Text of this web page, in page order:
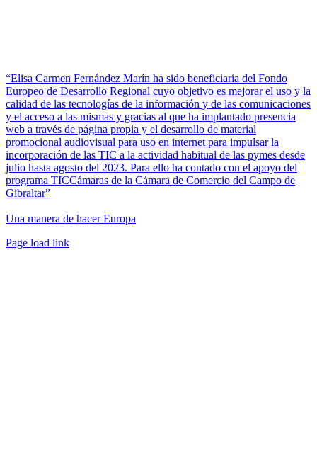
“Elisa Carmen Fernández Marín ha sido beneficiaria del Fondo
Europeo de Desarrollo Regional cuyo objetivo es mejorar el uso y la
calidad de las tecnologías de la información y de las comunicaciones
y el acceso a las mismas y gracias al que ha implantado presencia
web a través de página propia y el desarrollo de material
promocional audiovisual para uso en internet para impulsar la
incorporación de las TIC a la actividad habitual de las pymes desde
julio hasta agosto del 2023. Para ello ha contado con el apoyo del
programa TICCámaras de la Cámara de Comercio del Campo de
Gibraltar”
Una manera de hacer Europa
Facebook
Twitter
Instagram
Pinterest
Page load link